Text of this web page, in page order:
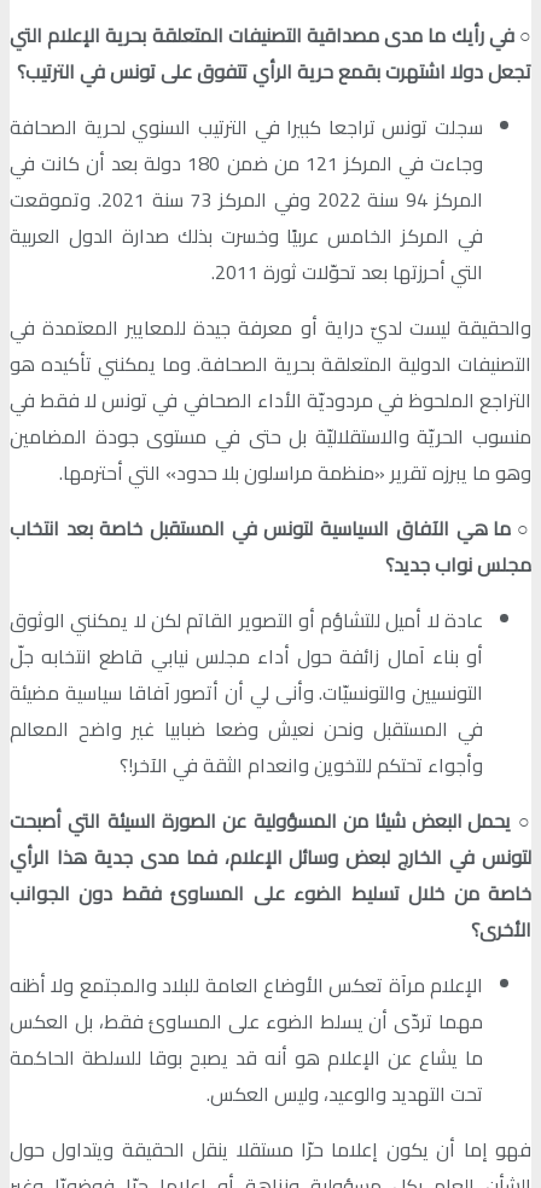
○في رأيك ما مدى مصداقية التصنيفات المتعلقة بحرية الإعلام التي
تجعل دولا اشتهرت بقمع حرية الرأي تتفوق على تونس في الترتيب؟
سجلت تونس تراجعا كبيرا في الترتيب السنوي لحرية الصحافة
وجاءت في المركز 121 من ضمن 180 دولة بعد أن كانت في
المركز 94 سنة 2022 وفي المركز 73 سنة 2021. وتموقعت
في المركز الخامس عربيًا وخسرت بذلك صدارة الدول العربية
التي أحرزتها بعد تحوّلات ثورة 2011.
والحقيقة ليست لديّ دراية أو معرفة جيدة للمعايير المعتمدة في
التصنيفات الدولية المتعلقة بحرية الصحافة. وما يمكنني تأكيده هو
التراجع الملحوظ في مردوديّة الأداء الصحافي في تونس لا فقط في
منسوب الحريّة والاستقلاليّة بل حتى في مستوى جودة المضامين
وهو ما يبرزه تقرير «منظمة مراسلون بلا حدود» التي أحترمها.
○ما هي الآفاق السياسية لتونس في المستقبل خاصة بعد انتخاب
مجلس نواب جديد؟
عادة لا أميل للتشاؤم أو التصوير القاتم لكن لا يمكنني الوثوق
أو بناء آمال زائفة حول أداء مجلس نيابي قاطع انتخابه جلّ
التونسيين والتونسيّات. وأنى لي أن أتصور آفاقا سياسية مضيئة
في المستقبل ونحن نعيش وضعا ضبابيا غير واضح المعالم
وأجواء تحتكم للتخوين وانعدام الثقة في الآخر!؟
○ يحمل البعض شيئا من المسؤولية عن الصورة السيئة التي أصبحت
لتونس في الخارج لبعض وسائل الإعلام، فما مدى جدية هذا الرأي
خاصة من خلال تسليط الضوء على المساوئ فقط دون الجوانب
الأخرى؟
الإعلام مرآة تعكس الأوضاع العامة للبلاد والمجتمع ولا أظنه
مهما تردّى أن يسلط الضوء على المساوئ فقط، بل العكس
ما يشاع عن الإعلام هو أنه قد يصبح بوقا للسلطة الحاكمة
تحت التهديد والوعيد، وليس العكس.
فهو إما أن يكون إعلاما حرّا مستقلا ينقل الحقيقة ويتداول حول